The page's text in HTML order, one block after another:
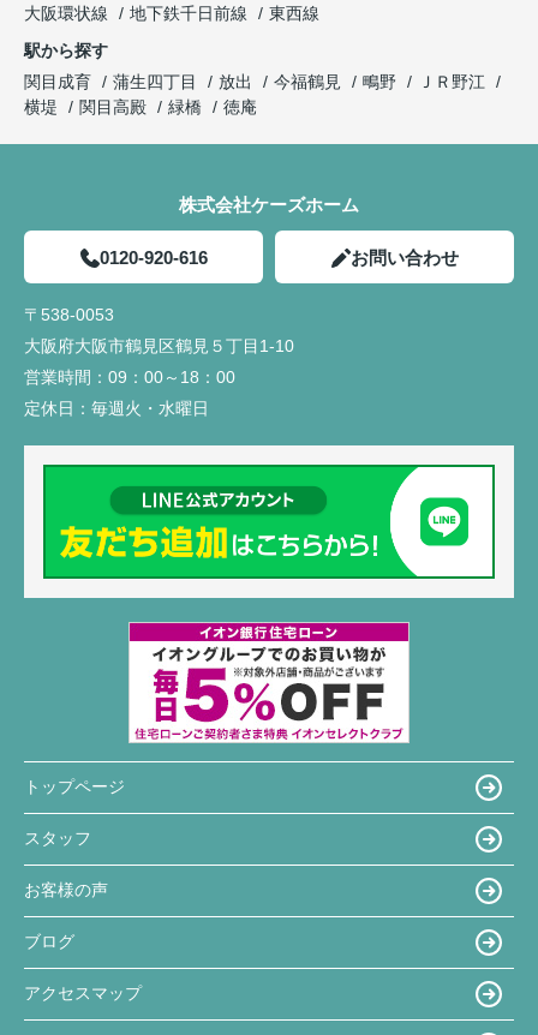
大阪環状線
地下鉄千日前線
東西線
駅から探す
関目成育
蒲生四丁目 放出 今福鶴見 鴫野
ＪＲ野江
横堤
関目高殿 緑橋 徳庵
株式会社ケーズホーム
0120-920-616 お問い合わせ
〒538-0053
大阪府大阪市鶴見区鶴見５丁目1-10
営業時間： 09：00～18：00
定休日： 毎週火・水曜日
トップページ
スタッフ
お客様の声
ブログ
アクセスマップ